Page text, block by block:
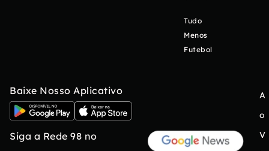
Tudo
Menos
Futebol
Baixe Nosso Aplicativo
Siga a Rede 98 no
A
o
V